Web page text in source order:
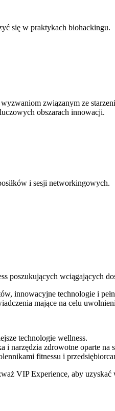
się w praktykach biohackingu.
związanym ze
obszarach innowacji.
i sesji networkingowych.
poszukujących wciągających
innowacyjne technologie i
mające na celu
technologie wellness.
i narzędzia zdrowotne oparte na
fitnessu i
VIP Experience, aby